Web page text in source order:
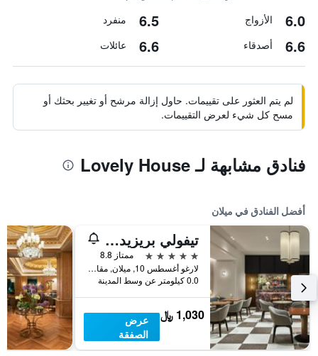
6.0 الأزواج 6.5 منفرد
6.6 أصدقاء 6.6 عائلات
لم يتم العثور على تقييمات. حاول إزالة مرشح أو تغيير بحثك أو
مسح كل شيء لعرض التقييمات.
فنادق مشابهة لـ Lovely House
أفضل الفنادق في ميلان
تيفولي بريزيدنت ميلانو هوتل
5 نجوم
ممتاز 8.8
لارغو أغسطس 10, ميلان, مقاطعة ميلانو, إيطاليا
0.0 كيلومتر عن وسط المدينة
1,030 ﷼
عرض
الصفقة